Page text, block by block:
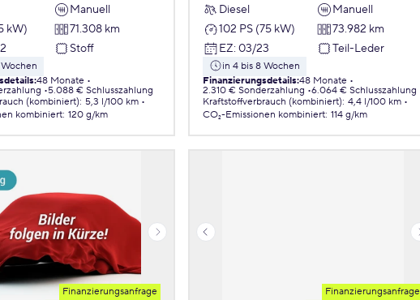
Manuell
kW)
71.308 km
Stoff
:48 Monate
5.088 € Schlusszahlung
(kombiniert): 5,3 l/100 km
kombiniert: 120 g/km
Diesel
Manuell
102 PS (75 kW)
73.982 km
EZ: 03/23 Teil-Leder
in 4 bis 8 Wochen
Finanzierungsdetails:48 Monate
2.310 € Sonderzahlung 6.064 € Schlusszahlung
Kraftstoffverbrauch (kombiniert): 4,4 l/100 km
CO₂-Emissionen kombiniert: 114 g/km
Finanzierungsanfrage Finanzierungsanfrage